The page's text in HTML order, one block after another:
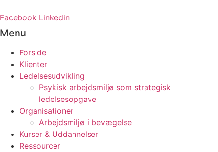
til
indhold
Facebook Linkedin
Menu
Forside
Klienter
Ledelsesudvikling
Psykisk arbejdsmiljø som strategisk
ledelsesopgave
Organisationer
Arbejdsmiljø i bevægelse
Kurser & Uddannelser
Ressourcer